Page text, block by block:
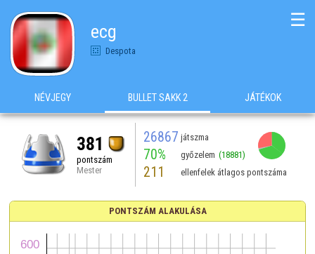
ecg
Despota
☰
NÉVJEGY BULLET SAKK 2 JÁTÉKOK
381
pontszám
Mester
26867 játszma
70% győzelem (18881)
211 ellenfelek átlagos pontszáma
PONTSZÁM ALAKULÁSA